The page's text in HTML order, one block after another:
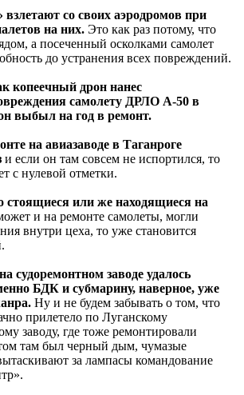
со своих аэродромов при
на них. Это как раз потому, что
а посеченный осколками самолет
до устранения всех повреждений.
копеечный дрон нанес
самолету ДРЛО А-50 в
выбыл на год в ремонт.
на авиазаводе в Таганроге
и если он там совсем не испортился, то
с нулевой отметки.
стоящиеся или же находящиеся на
и на ремонте самолеты, могли
внутри цеха, то уже становится
судоремонтном заводе удалось
БДК и субмарину, наверное, уже
Ну и не будем забывать о том, что
прилетело по Луганскому
заводу, где тоже ремонтировали
там был черный дым, чумазые
за лампасы командование